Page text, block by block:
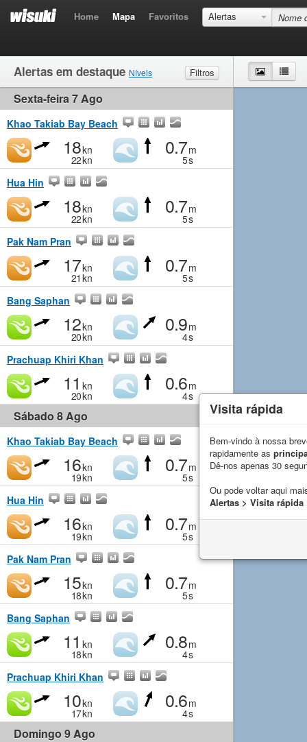
Home Mapa Favoritos Alertas
Alertas em destaque Níveis
Filtros
Vento
Ondas
Muito fraco
Pequeno
Sexta-feira 7 Ago
Khao Takiab Bay Beach
18kn
22kn
0.7m
5s
Hua Hin
18kn
22kn
0.7m
5s
Pak Nam Pran
17kn
21 kn
0.7m
5s
Bang Saphan
12kn
20kn
0.9m
4s
Prachuap Khiri Khan
11 kn
20kn
0.6m
4s
Sábado 8 Ago
Khao Takiab Bay Beach
16kn
19kn
0.7m
5s
Hua Hin
16kn
19kn
0.7m
5s
Pak Nam Pran
15kn
18kn
0.7m
5s
Bang Saphan
11 kn
18kn
0.8m
4s
Prachuap Khiri Khan
10kn
17kn
0.6m
4s
Domingo 9 Ago
Mapa
Visita rápida
Bem-vindo à nossa
rapidamente as
Dê-nos apenas 30
Ou pode voltar aqui
Alertas > Visita rápida